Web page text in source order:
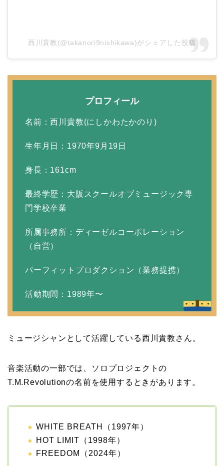
田村淳と嫁・香那の結婚
馴れ初めは友人の紹介！
10年！
岩堀せりと夫のGLAY・T
ピットは佐田真由美
西川貴教(@takanori9nishikawa)がシェアした投稿
プロフィール
名前：西川貴教(にしかわたかのり)
生年月日：1970年9月19日
身長：161cm
最終学歴：大阪スクールオブミュージック専
門学校卒業
所属事務所：ディーゼルコーポレーション
（自営）
パーフィットプロダクション（業務提携）
活動期間：1989年〜
ミュージシャンとして活躍している西川貴教さん。
音楽活動の一部では、ソロプロジェクトの
T.M.Revolutionの名前を使用するときがあります。
WHITE BREATH（1997年）
HOT LIMIT（1998年）
FREEDOM（2024年）